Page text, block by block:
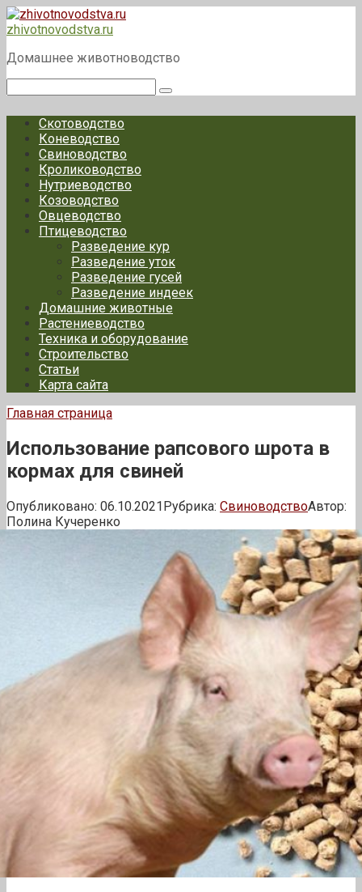
Перейти
к
zhivotnovodstva.ru
Домашнее животноводство
Скотоводство
Коневодство
Свиноводство
Кролиководство
Нутриеводство
Козоводство
Овцеводство
Птицеводство
Разведение кур
Разведение уток
Разведение гусей
Разведение индеек
Домашние животные
Растениеводство
Техника и оборудование
Строительство
Статьи
Карта сайта
Главная страница
Использование рапсового шрота в
кормах для свиней
Опубликовано: 06.10.2021Рубрика: СвиноводствоАвтор:
Полина Кучеренко